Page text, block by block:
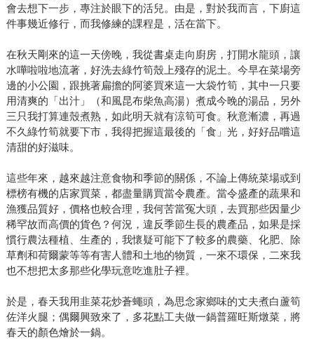
會去想下一步，專注於眼下的活兒。由是，對於我而言，下廚這
件事幾近修行，而我修練的課程是，活在當下。
在秋天剛來的這一天傍晚，我從書桌走向廚房，打開水龍頭，讓
水嘩啦啦地流著，好洗去綠竹筍殼上殘存的泥土。今早在菜場旁
邊的小公園，跟挑著扁擔的阿婆買來這一大袋竹筍，其中一只要
用清爽的「出汁」（和風昆布柴魚高湯）煮成今晚的湯品，另外
三只我打算連殼煮熟，如此明天就有涼筍可食。秋意漸濃，再過
不久綠竹筍就要下市，我得把握這最後的「食」光，好好品嚐這
清甜的好滋味。
這些年來，越來越注意食物和季節的關係，不論上傳統菜場或到
標榜有機的店家買菜，都盡量購買當令農產。當令盛產的蔬果和
漁獲品質好，價格也較合理，我何苦當冤大頭，去買那些因量少
稀罕故而高價的貨色？何況，違反季節生長的農產品，如果是採
慣行農法種植、生產的，我懷疑可能下了較多的農藥、化肥、除
草劑和荷爾蒙等等有害人體和土地的物質，一來不環保，二來我
也不想把太多那些化學玩意吃進肚子裡。
於是，春天我用韭菜花炒蒼蠅頭，為思念家鄉味的丈夫煮白蘆筍
佐洋火腿；偶爾興致來了，多花點工夫做一鍋普羅旺斯燉菜，將
春天的顏色燴於一鍋。